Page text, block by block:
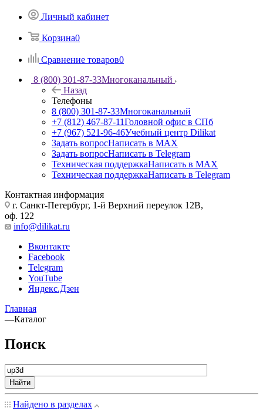
Личный кабинет
Корзина0
Сравнение товаров0
8 (800) 301-87-33Многоканальный
Назад
Телефоны
8 (800) 301-87-33Многоканальный
+7 (812) 467-87-11Головной офис в СПб
+7 (967) 521-96-46Учебный центр Dilikat
Задать вопросНаписать в MAX
Задать вопросНаписать в Telegram
Техническая поддержкаНаписать в MAX
Техническая поддержкаНаписать в Telegram
Контактная информация
г. Санкт-Петербург, 1-й Верхний переулок 12В,
оф. 122
info@dilikat.ru
Вконтакте
Facebook
Telegram
YouTube
Яндекс.Дзен
Главная
—Каталог
Поиск
Найти
Найдено в разделах